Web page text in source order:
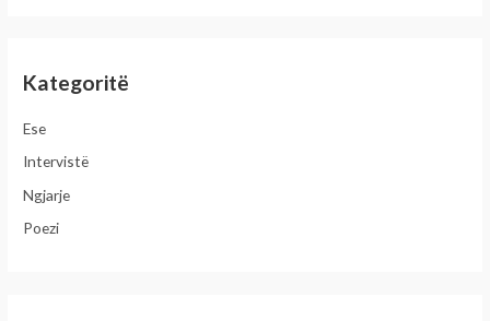
c
o
r
:
Kategoritë
Ese
Intervistë
Ngjarje
Poezi